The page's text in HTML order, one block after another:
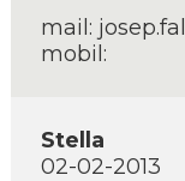
mail:
mobil:
Stella
02-02-2013